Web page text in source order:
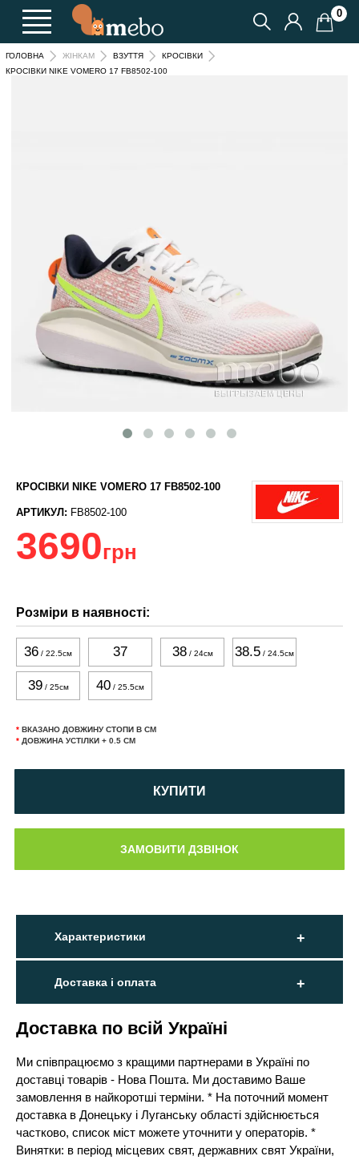
0
ГОЛОВНА ЖІНКАМ ВЗУТТЯ
КРОСІВКИ
КРОСІВКИ NIKE VOMERO 17 FB8502-100
КРОСІВКИ NIKE VOMERO 17 FB8502-100
АРТИКУЛ: FB8502-100
3690грн
Розміри в наявності:
36 / 22.5см 37 38/ 24см 38.5 / 24.5см
39/ 25см 40 / 25.5см
* ВКАЗАНО ДОВЖИНУ СТОПИ В СМ
* ДОВЖИНА УСТІЛКИ + 0.5 СМ
КУПИТИ
Характеристики
Доставка і оплата
Доставка по всій Україні
Ми співпрацюємо з кращими партнерами в Україні по
доставці товарів - Нова Пошта. Ми доставимо Ваше
замовлення в найкоротші терміни. * На поточний момент
доставка в Донецьку і Луганську області здійснюється
частково, список міст можете уточнити у операторів. *
Винятки: в період місцевих свят, державних свят України,